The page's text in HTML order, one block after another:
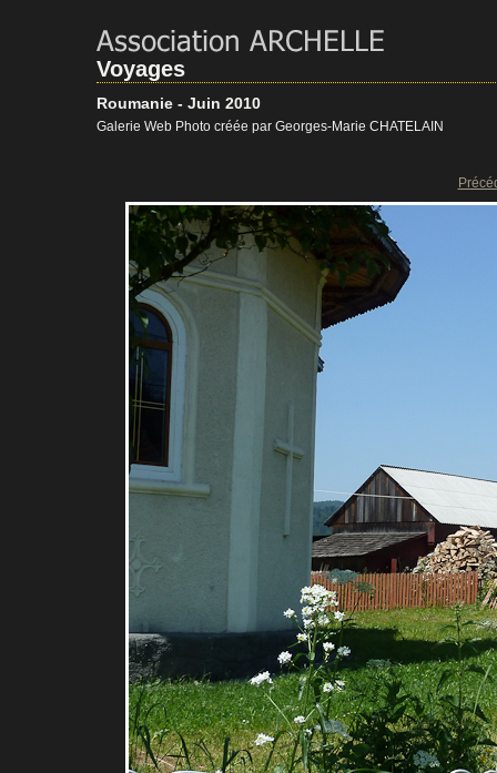
Voyages
Roumanie - Juin 2010
Galerie Web Photo créée par Georges-Marie CHATELAIN